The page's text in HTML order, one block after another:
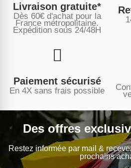
Livraison gratuite*
Dès 60€ d'achat pour la
France métropolitaine.
Expédition sous 24/48H
Paiement sécurisé
En 4X sans frais possible
Des offres
Restez informée par mail &
prochains